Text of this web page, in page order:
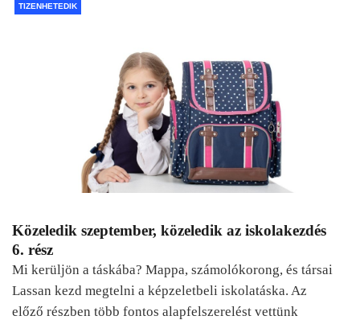
TIZENHETEDIK
Közeledik szeptember, közeledik az iskolakezdés
6. rész
Mi kerüljön a táskába? Mappa, számolókorong, és társai
Lassan kezd megtelni a képzeletbeli iskolatáska. Az
előző részben több fontos alapfelszerelést vettünk